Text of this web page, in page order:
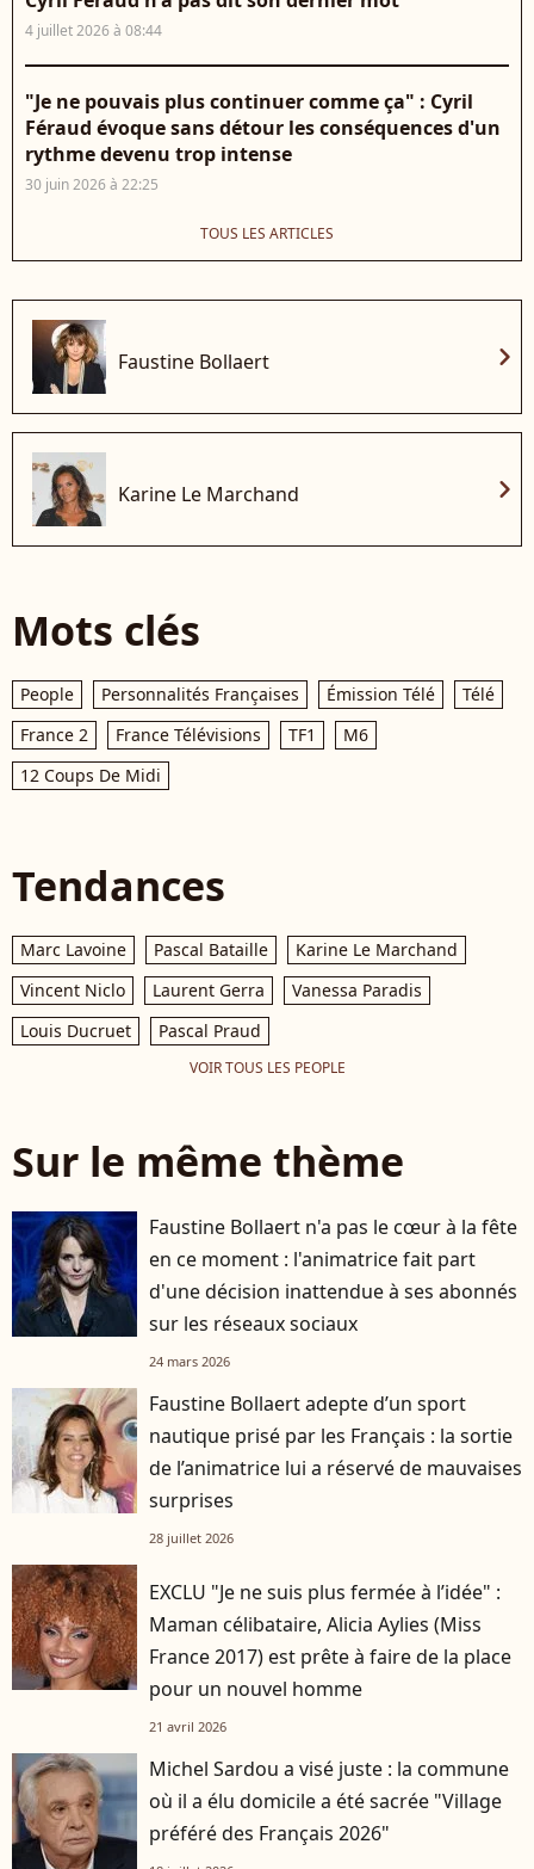
4 juillet 2026 à 08:44
"Je ne pouvais plus continuer comme ça" : Cyril
Féraud évoque sans détour les conséquences d'un
rythme devenu trop intense
30 juin 2026 à 22:25
TOUS LES ARTICLES
Faustine Bollaert chevron_right
Karine Le Marchand chevron_right
Mots clés
People Personnalités Françaises Émission Télé
Télé
France 2
France Télévisions TF1
M6
12 Coups De Midi
Tendances
Marc Lavoine Pascal Bataille
Karine Le Marchand
Vincent Niclo
Laurent Gerra
Vanessa Paradis
Louis Ducruet
Pascal Praud
VOIR TOUS LES PEOPLE
Sur le même thème
Faustine Bollaert n'a pas le cœur à la fête
en ce moment : l'animatrice fait part
d'une décision inattendue à ses abonnés
sur les réseaux sociaux
24 mars 2026
Faustine Bollaert adepte d’un sport
nautique prisé par les Français : la sortie
de l’animatrice lui a réservé de mauvaises
surprises
28 juillet 2026
EXCLU "Je ne suis plus fermée à l’idée" :
Maman célibataire, Alicia Aylies (Miss
France 2017) est prête à faire de la place
pour un nouvel homme
21 avril 2026
Michel Sardou a visé juste : la commune
où il a élu domicile a été sacrée "Village
préféré des Français 2026"